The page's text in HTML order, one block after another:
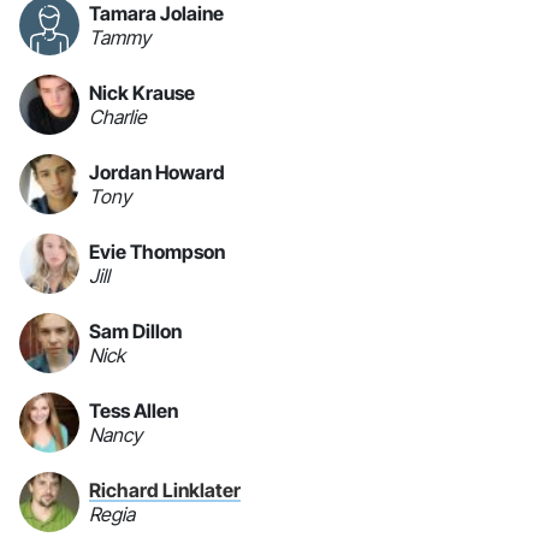
Tamara Jolaine
Tammy
Nick Krause
Charlie
Jordan Howard
Tony
Evie Thompson
Jill
Sam Dillon
Nick
Tess Allen
Nancy
Richard Linklater
Regia